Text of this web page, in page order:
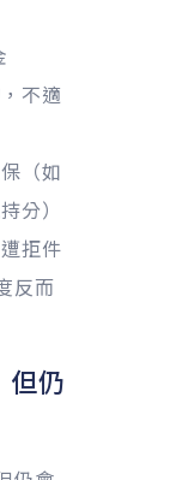
不適
（如
分）
拒件
反而
但仍